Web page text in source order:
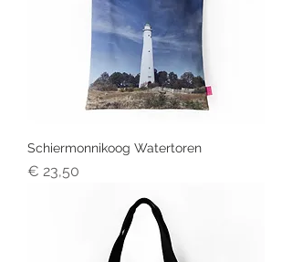
Schiermonnikoog Watertoren
Prijs
€ 23,50